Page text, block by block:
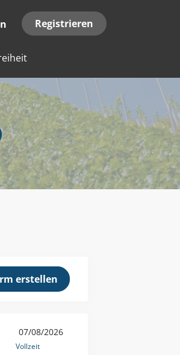
Registrieren
07/08/2026
Vollzeit